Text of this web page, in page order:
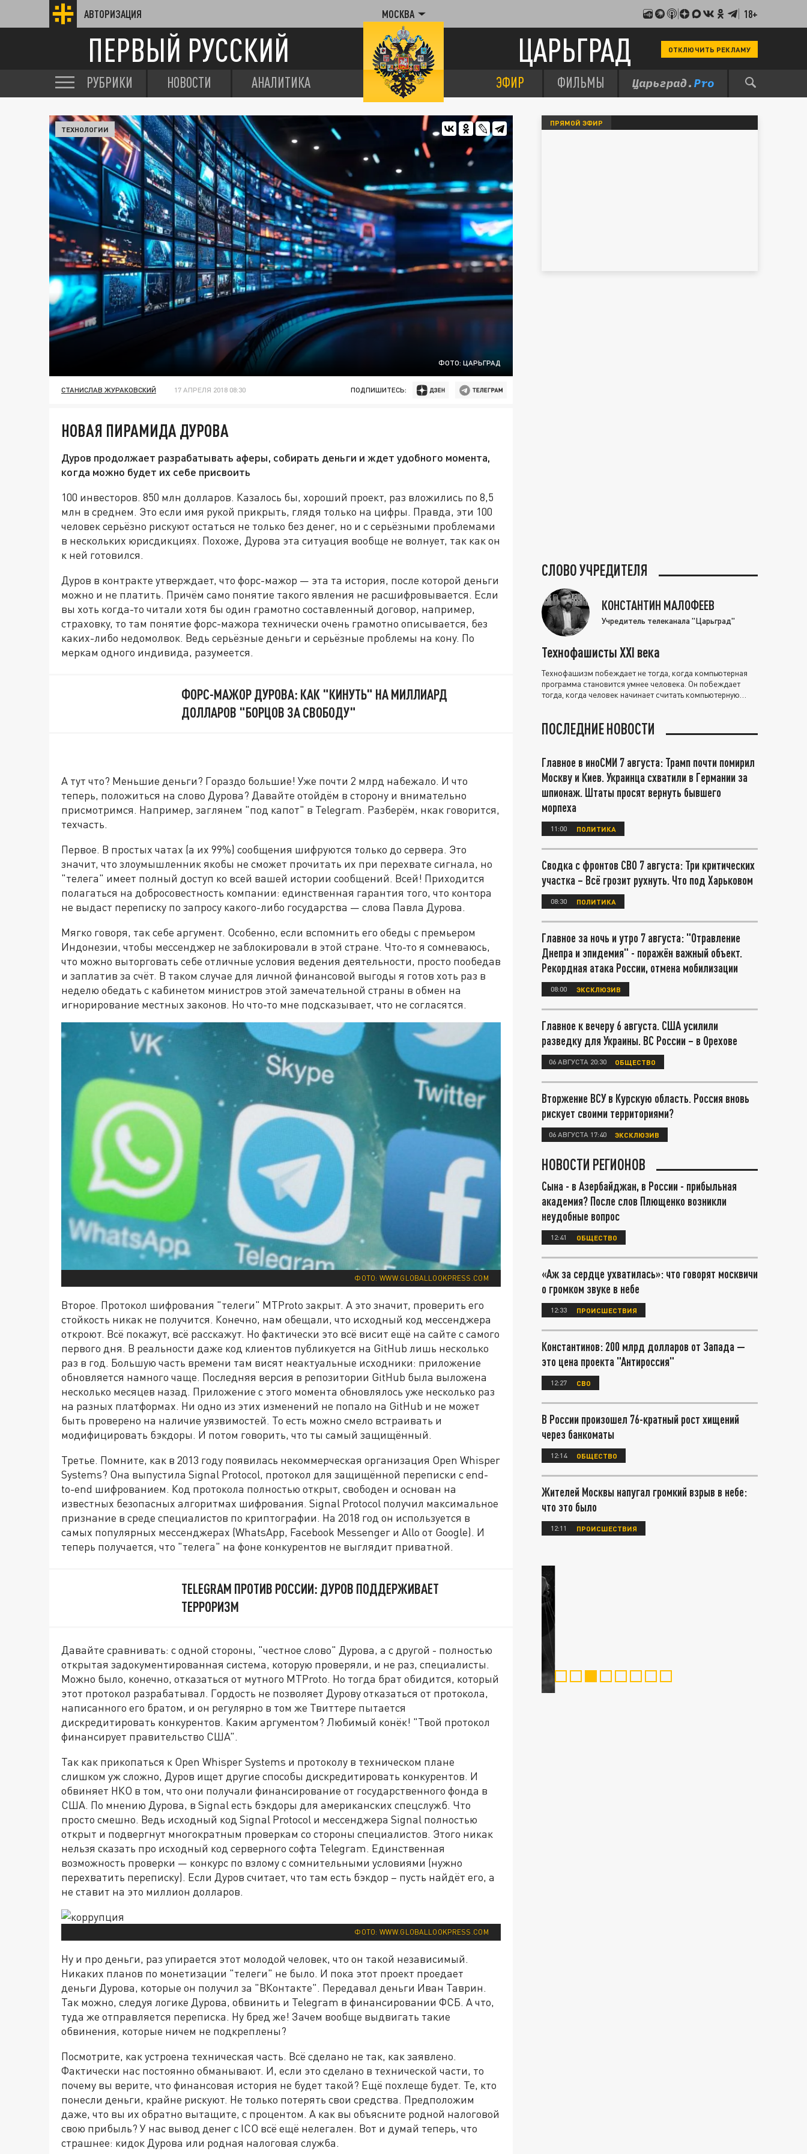
АВТОРИЗАЦИЯ МОСКВА 18+
ПЕРВЫЙ РУССКИЙ ЦАРЬГРАД ОТКЛЮЧИТЬ РЕКЛАМУ
РУБРИКИ НОВОСТИ АНАЛИТИКА ЭФИР ФИЛЬМЫ
ФОТО: ЦАРЬГРАД
ТЕХНОЛОГИИ
СТАНИСЛАВ ЖУРАКОВСКИЙ 17 АПРЕЛЯ 2018 08:30 ПОДПИШИТЕСЬ:
НОВАЯ ПИРАМИДА ДУРОВА
Дуров продолжает разрабатывать аферы, собирать деньги и ждет удобного момента,
когда можно будет их себе присвоить
100 инвесторов. 850 млн долларов. Казалось бы, хороший проект, раз вложились по 8,5
млн в среднем. Это если имя рукой прикрыть, глядя только на цифры. Правда, эти 100
человек серьёзно рискуют остаться не только без денег, но и с серьёзными проблемами
в нескольких юрисдикциях. Похоже, Дурова эта ситуация вообще не волнует, так как он
к ней готовился.
Дуров в контракте утверждает, что форс-мажор — эта та история, после которой деньги
можно и не платить. Причём само понятие такого явления не расшифровывается. Если
вы хоть когда-то читали хотя бы один грамотно составленный договор, например,
страховку, то там понятие форс-мажора технически очень грамотно описывается, без
каких-либо недомолвок. Ведь серьёзные деньги и серьёзные проблемы на кону. По
меркам одного индивида, разумеется.
ФОРС-МАЖОР ДУРОВА: КАК "КИНУТЬ" НА МИЛЛИАРД
ДОЛЛАРОВ "БОРЦОВ ЗА СВОБОДУ"
А тут что? Меньшие деньги? Гораздо большие! Уже почти 2 млрд набежало. И что
теперь, положиться на слово Дурова? Давайте отойдём в сторону и внимательно
присмотримся. Например, заглянем "под капот" в Telegram. Разберём, нкак говорится,
техчасть.
Первое. В простых чатах (а их 99%) сообщения шифруются только до сервера. Это
значит, что злоумышленник якобы не сможет прочитать их при перехвате сигнала, но
"телега" имеет полный доступ ко всей вашей истории сообщений. Всей! Приходится
полагаться на добросовестность компании: единственная гарантия того, что контора
не выдаст переписку по запросу какого-либо государства — слова Павла Дурова.
Мягко говоря, так себе аргумент. Особенно, если вспомнить его обеды с премьером
Индонезии, чтобы мессенджер не заблокировали в этой стране. Что-то я сомневаюсь,
что можно выторговать себе отличные условия ведения деятельности, просто пообедав
и заплатив за счёт. В таком случае для личной финансовой выгоды я готов хоть раз в
неделю обедать с кабинетом министров этой замечательной страны в обмен на
игнорирование местных законов. Но что-то мне подсказывает, что не согласятся.
ФОТО: WWW.GLOBALLOOKPRESS.COM
Второе. Протокол шифрования "телеги" MTProto закрыт. А это значит, проверить его
стойкость никак не получится. Конечно, нам обещали, что исходный код мессенджера
откроют. Всё покажут, всё расскажут. Но фактически это всё висит ещё на сайте с самого
первого дня. В реальности даже код клиентов публикуется на GitHub лишь несколько
раз в год. Большую часть времени там висят неактуальные исходники: приложение
обновляется намного чаще. Последняя версия в репозитории GitHub была выложена
несколько месяцев назад. Приложение с этого момента обновлялось уже несколько раз
на разных платформах. Ни одно из этих изменений не попало на GitHub и не может
быть проверено на наличие уязвимостей. То есть можно смело встраивать и
модифицировать бэкдоры. И потом говорить, что ты самый защищённый.
Третье. Помните, как в 2013 году появилась некоммерческая организация Open Whisper
Systems? Она выпустила Signal Protocol, протокол для защищённой переписки с end-
to-end шифрованием. Код протокола полностью открыт, свободен и основан на
известных безопасных алгоритмах шифрования. Signal Protocol получил максимальное
признание в среде специалистов по криптографии. На 2018 год он используется в
самых популярных мессенджерах (WhatsApp, Facebook Messenger и Allo от Google). И
теперь получается, что "телега" на фоне конкурентов не выглядит приватной.
TELEGRAM ПРОТИВ РОССИИ: ДУРОВ ПОДДЕРЖИВАЕТ
ТЕРРОРИЗМ
Давайте сравнивать: с одной стороны, "честное слово" Дурова, а с другой - полностью
открытая задокументированная система, которую проверяли, и не раз, специалисты.
Можно было, конечно, отказаться от мутного MTProto. Но тогда брат обидится, который
этот протокол разрабатывал. Гордость не позволяет Дурову отказаться от протокола,
написанного его братом, и он регулярно в том же Твиттере пытается
дискредитировать конкурентов. Каким аргументом? Любимый конёк! "Твой протокол
финансирует правительство США".
Так как прикопаться к Open Whisper Systems и протоколу в техническом плане
слишком уж сложно, Дуров ищет другие способы дискредитировать конкурентов. И
обвиняет НКО в том, что они получали финансирование от государственного фонда в
США. По мнению Дурова, в Signal есть бэкдоры для американских спецслужб. Что
просто смешно. Ведь исходный код Signal Protocol и мессенджера Signal полностью
открыт и подвергнут многократным проверкам со стороны специалистов. Этого никак
нельзя сказать про исходный код серверного софта Telegram. Единственная
возможность проверки — конкурс по взлому с сомнительными условиями (нужно
перехватить переписку). Если Дуров считает, что там есть бэкдор – пусть найдёт его, а
не ставит на это миллион долларов.
ФОТО: WWW.GLOBALLOOKPRESS.COM
Ну и про деньги, раз упирается этот молодой человек, что он такой независимый.
Никаких планов по монетизации "телеги" не было. И пока этот проект проедает
деньги Дурова, которые он получил за "ВКонтакте". Передавал деньги Иван Таврин.
Так можно, следуя логике Дурова, обвинить и Telegram в финансировании ФСБ. А что,
туда же отправляется переписка. Ну бред же! Зачем вообще выдвигать такие
обвинения, которые ничем не подкреплены?
Посмотрите, как устроена техническая часть. Всё сделано не так, как заявлено.
Фактически нас постоянно обманывают. И, если это сделано в технической части, то
почему вы верите, что финансовая история не будет такой? Ещё похлеще будет. Те, кто
понесли деньги, крайне рискуют. Не только потерять свои средства. Предположим
даже, что вы их обратно вытащите, с процентом. А как вы объясните родной налоговой
свою прибыль? У нас вывод денег с ICO всё ещё нелегален. Вот и думай теперь, что
страшнее: кидок Дурова или родная налоговая служба.
ПРЯМОЙ ЭФИР
СЛОВО УЧРЕДИТЕЛЯ
КОНСТАНТИН МАЛОФЕЕВ
Учредитель телеканала "Царьград"
Технофашисты XXI века
Технофашизм побеждает не тогда, когда компьютерная
программа становится умнее человека. Он побеждает
тогда, когда человек начинает считать компьютерную
ПОСЛЕДНИЕ НОВОСТИ
Главное в иноСМИ 7 августа: Трамп почти помирил
Москву и Киев. Украинца схватили в Германии за
шпионаж. Штаты просят вернуть бывшего
морпеха
11:00 ПОЛИТИКА
Сводка с фронтов СВО 7 августа: Три критических
участка – Всё грозит рухнуть. Что под Харьковом
08:30 ПОЛИТИКА
Главное за ночь и утро 7 августа: "Отравление
Днепра и эпидемия" - поражён важный объект.
Рекордная атака России, отмена мобилизации
08:00 ЭКСКЛЮЗИВ
Главное к вечеру 6 августа. США усилили
разведку для Украины. ВС России – в Орехове
06 АВГУСТА 20:30 ОБЩЕСТВО
Вторжение ВСУ в Курскую область. Россия вновь
рискует своими территориями?
06 АВГУСТА 17:40 ЭКСКЛЮЗИВ
НОВОСТИ РЕГИОНОВ
Сына - в Азербайджан, в России - прибыльная
академия? После слов Плющенко возникли
неудобные вопрос
12:41 ОБЩЕСТВО
«Аж за сердце ухватилась»: что говорят москвичи
о громком звуке в небе
12:33 ПРОИСШЕСТВИЯ
Константинов: 200 млрд долларов от Запада —
это цена проекта "Антироссия"
12:27 СВО
В России произошел 76-кратный рост хищений
через банкоматы
12:14 ОБЩЕСТВО
Жителей Москвы напугал громкий взрыв в небе:
что это было
12:11 ПРОИСШЕСТВИЯ